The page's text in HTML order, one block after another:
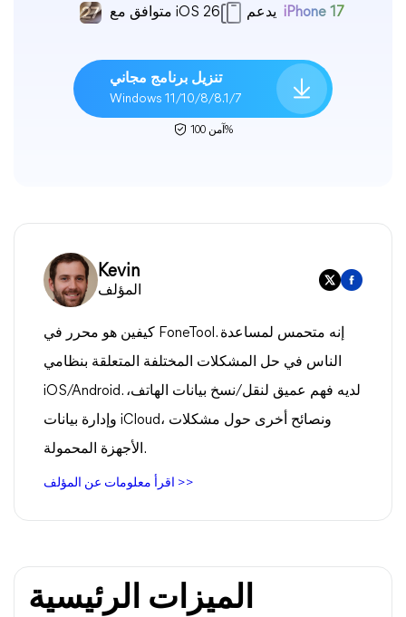
متوافق مع iOS 26 iPhone 17
تنزيل برنامج مجاني
Windows 11/10/8/8.1/7
آمن 100%
Kevin
المؤلف
كيفين هو محرر في FoneTool. إنه متحمس لمساعدة
الناس في حل المشكلات المختلفة المتعلقة بنظامي
iOS/Android. لديه فهم عميق لنقل/نسخ بيانات الهاتف،
وإدارة بيانات iCloud، ونصائح أخرى حول مشكلات
الأجهزة المحمولة.
اقرأ معلومات عن المؤلف >>
الميزات الرئيسية